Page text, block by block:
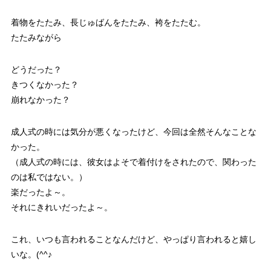
着物をたたみ、長じゅばんをたたみ、袴をたたむ。
たたみながら
どうだった？
きつくなかった？
崩れなかった？
成人式の時には気分が悪くなったけど、今回は全然そんなことな
かった。
（成人式の時には、彼女はよそで着付けをされたので、関わった
のは私ではない。）
楽だったよ～。
それにきれいだったよ～。
これ、いつも言われることなんだけど、やっぱり言われると嬉し
いな。(^^♪